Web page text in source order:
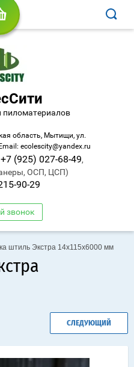
пиломатериалов
область, Мытищи, ул.
ecolescity@yandex.ru
+7 (925) 027-68-49,
ОСП, ЦСП)
90-29
звонок
штиль Экстра 14х115х6000 мм
СЛЕДУЮЩИЙ